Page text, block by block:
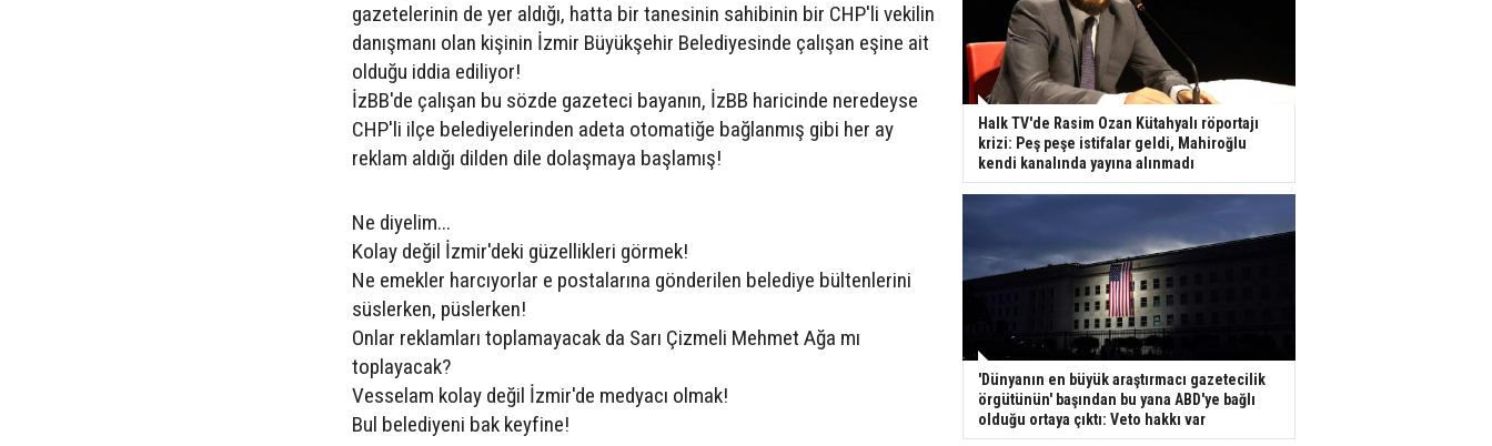
gazetelerinin de yer aldığı, hatta bir tanesinin sahibinin bir CHP'li vekilin
danışmanı olan kişinin İzmir Büyükşehir Belediyesinde çalışan eşine ait
olduğu iddia ediliyor!
İzBB'de çalışan bu sözde gazeteci bayanın, İzBB haricinde neredeyse
CHP'li ilçe belediyelerinden adeta otomatiğe bağlanmış gibi her ay
reklam aldığı dilden dile dolaşmaya başlamış!
Ne diyelim...
Kolay değil İzmir'deki güzellikleri görmek!
Ne emekler harcıyorlar e postalarına gönderilen belediye bültenlerini
süslerken, püslerken!
Onlar reklamları toplamayacak da Sarı Çizmeli Mehmet Ağa mı
toplayacak?
Vesselam kolay değil İzmir'de medyacı olmak!
Bul belediyeni bak keyfine!
Halk TV'de Rasim Ozan Kütahyalı röportajı
krizi: Peş peşe istifalar geldi, Mahiroğlu
kendi kanalında yayına alınmadı
'Dünyanın en büyük araştırmacı gazetecilik
örgütünün' başından bu yana ABD'ye bağlı
olduğu ortaya çıktı: Veto hakkı var